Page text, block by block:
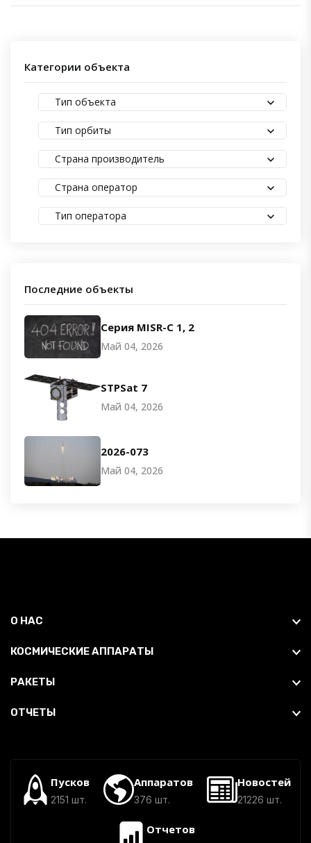
Категории объекта
Тип объекта
Тип орбиты
Страна производитель
Страна оператор
Тип оператора
Последние объекты
Серия MISR-C 1, 2
Май 04, 2026
STPSat 7
Май 04, 2026
2026-073
Май 04, 2026
О НАС
КОСМИЧЕСКИЕ АППАРАТЫ
РАКЕТЫ
ОТЧЕТЫ
Пусков
2151 шт.
Аппаратов
376 шт.
Новостей
21226 шт.
Отчетов